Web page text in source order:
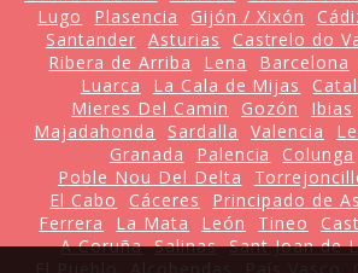
Lugo
Plasencia Gijón / Xixón
Santander Asturias Castrelo do
Ribera de Arriba
Lena Barcelona
Luarca
La Cala de Mijas
Mieres Del Camin
Gozón Ibias
Majadahonda
Sardalla Valencia
Granada
Palencia Colunga
Poble Nou Del Delta
El Cabo
Cáceres Principado de
Ferrera
La Mata León Tineo
A Coruña Salinas Sant Joan de